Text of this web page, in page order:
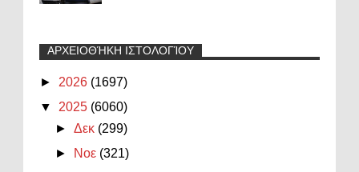
ΑΡΧΕΙΟΘΉΚΗ ΙΣΤΟΛΟΓΊΟΥ
► 2026 (1697)
▼ 2025 (6060)
►Δεκ (299)
►
Νοε (321)